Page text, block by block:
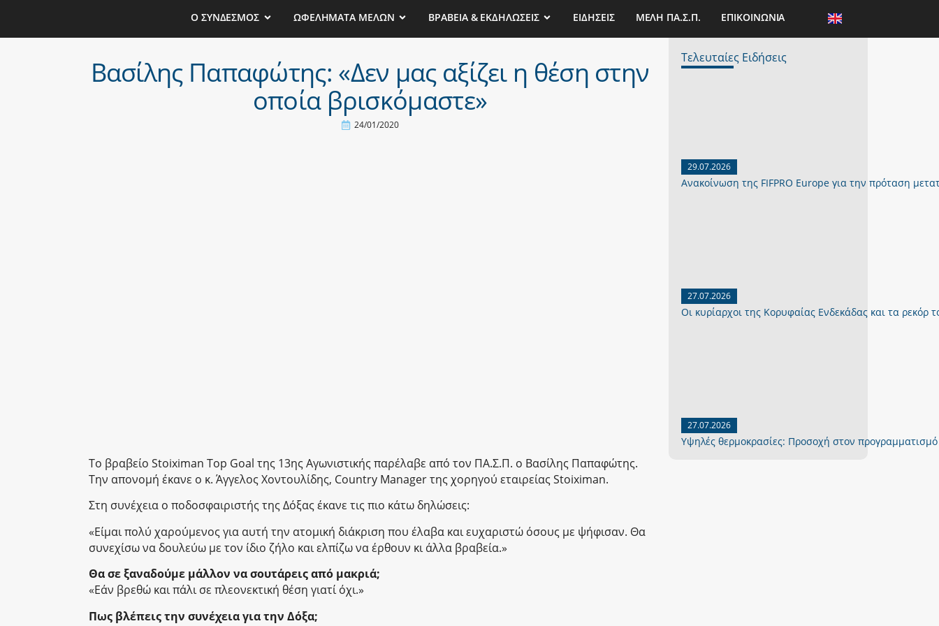
Ο ΣΥΝΔΕΣΜΟΣ ΩΦΕΛΗΜΑΤΑ ΜΕΛΩΝ ΒΡΑΒΕΙΑ & ΕΚΔΗΛΩΣΕΙΣ ΕΙΔΗΣΕΙΣ ΜΕΛΗ ΠΑ.Σ.Π. ΕΠΙΚΟΙΝΩΝΙΑ
Βασίλης Παπαφώτης: «Δεν μας αξίζει η θέση στην
οποία βρισκόμαστε»
24/01/2020
Το βραβείο Stoiximan Top Goal της 13ης Αγωνιστικής παρέλαβε από τον ΠΑ.Σ.Π. ο Βασίλης Παπαφώτης.
Την απονομή έκανε ο κ. Άγγελος Χοντουλίδης, Country Manager της χορηγού εταιρείας Stoiximan.
Στη συνέχεια ο ποδοσφαιριστής της Δόξας έκανε τις πιο κάτω δηλώσεις:
«Είμαι πολύ χαρούμενος για αυτή την ατομική διάκριση που έλαβα και ευχαριστώ όσους με ψήφισαν. Θα
συνεχίσω να δουλεύω με τον ίδιο ζήλο και ελπίζω να έρθουν κι άλλα βραβεία.»
Θα σε ξαναδούμε μάλλον να σουτάρεις από μακριά;
«Εάν βρεθώ και πάλι σε πλεονεκτική θέση γιατί όχι.»
Πως βλέπεις την συνέχεια για την Δόξα;
Τελευταίες Ειδήσεις
29.07.2026
Ανακοίνωση της FIFPRO Europe για την πρόταση
27.07.2026
Οι κυρίαρχοι της Κορυφαίας Ενδεκάδας και τα ρεκόρ
27.07.2026
Yψηλές θερμοκρασίες: Προσοχή στον